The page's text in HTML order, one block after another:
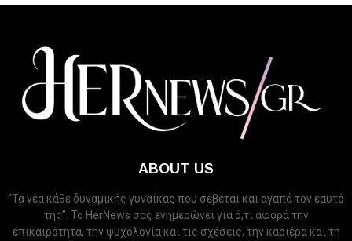
ABOUT US
“Τα νέα κάθε δυναμικής γυναίκας που σέβεται και αγαπά τον εαυτό
της”. Το HerNews σας ενημερώνει για ό,τι αφορά την
επικαιρότητα, την ψυχολογία και τις σχέσεις, την καριέρα και τη